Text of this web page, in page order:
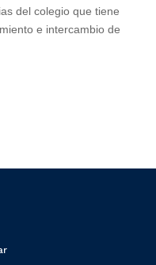
del colegio que tiene
e intercambio de